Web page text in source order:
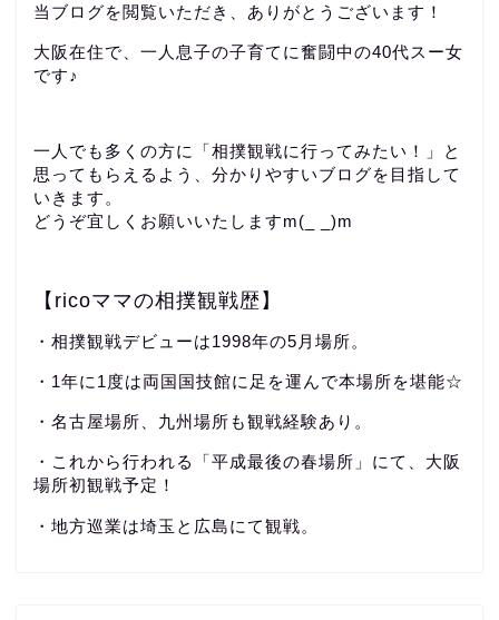
当ブログを閲覧いただき、ありがとうございます！
大阪在住で、一人息子の子育てに奮闘中の40代スー女
です♪
一人でも多くの方に「相撲観戦に行ってみたい！」と
思ってもらえるよう、分かりやすいブログを目指して
いきます。
どうぞ宜しくお願いいたしますm(_ _)m
【ricoママの相撲観戦歴】
・相撲観戦デビューは1998年の5月場所。
・1年に1度は両国国技館に足を運んで本場所を堪能☆
・名古屋場所、九州場所も観戦経験あり。
・これから行われる「平成最後の春場所」にて、大阪
場所初観戦予定！
・地方巡業は埼玉と広島にて観戦。